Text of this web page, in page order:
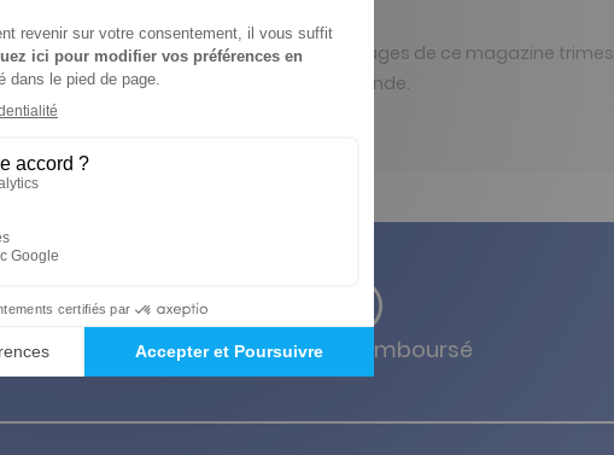
en fourgon aménagé. Au fil des pages de ce magazine
légendaires combi qui ont sillonné le monde.
bas Satisfait ou remboursé